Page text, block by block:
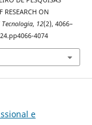
RESEARCH ON
Tecnologia, 12(2), 4066–
4074
e